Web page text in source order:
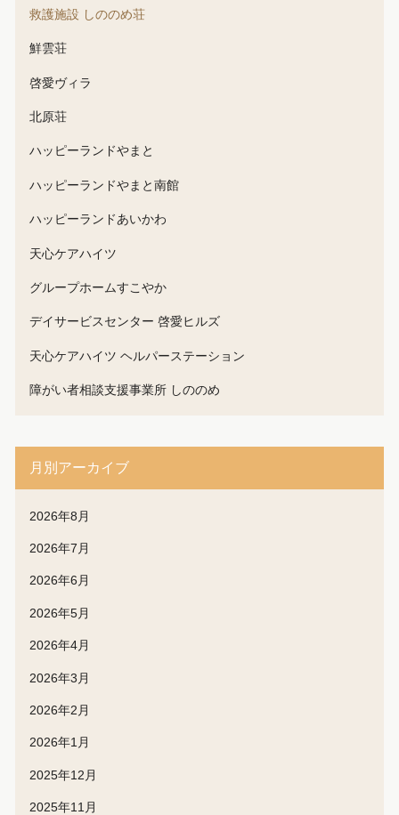
救護施設 しののめ荘
鮮雲荘
啓愛ヴィラ
北原荘
ハッピーランドやまと
ハッピーランドやまと南館
ハッピーランドあいかわ
天心ケアハイツ
グループホームすこやか
デイサービスセンター 啓愛ヒルズ
天心ケアハイツ ヘルパーステーション
障がい者相談支援事業所 しののめ
月別アーカイブ
2026年8月
2026年7月
2026年6月
2026年5月
2026年4月
2026年3月
2026年2月
2026年1月
2025年12月
2025年11月